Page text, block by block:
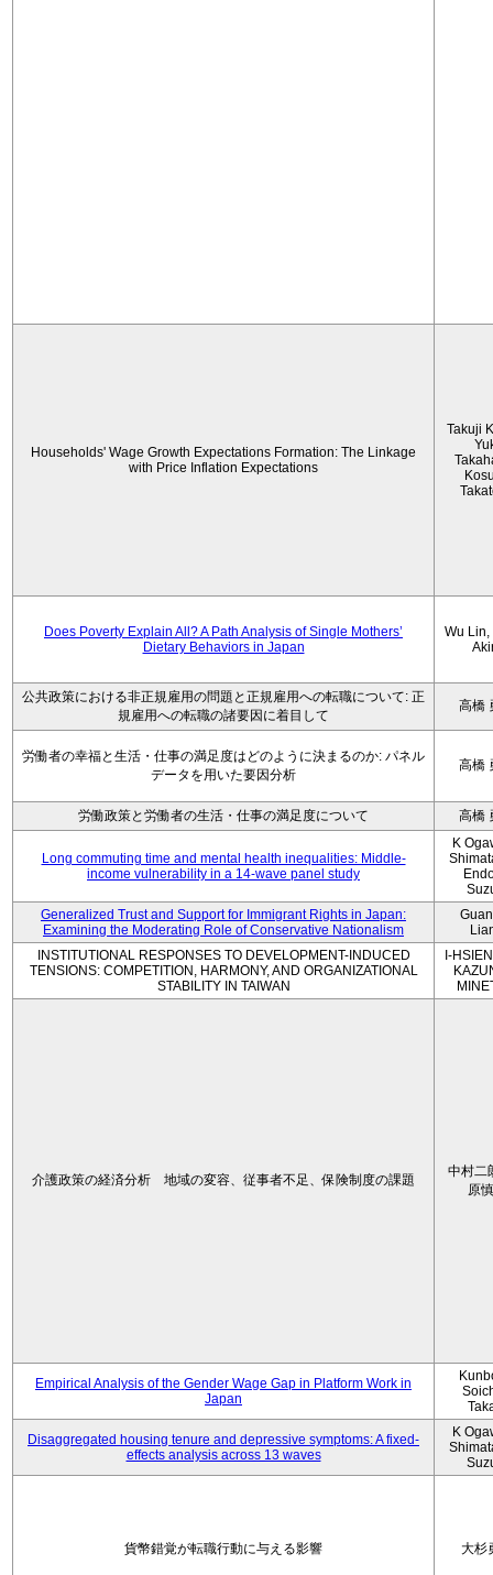
Households' Wage Growth Expectations Formation: The Linkage
with Price Inflation Expectations
Takuji
Does Poverty Explain All? A Path Analysis of Single Mothers’
Dietary Behaviors in Japan
Wu Lin,
公共政策における非正規雇用の問題と正規雇用への転職について: 正
規雇用への転職の諸要因に着目して
高橋
労働者の幸福と生活・仕事の満足度はどのように決まるのか: パネル
データを用いた要因分析
高橋
労働政策と労働者の生活・仕事の満足度について 高橋
Long commuting time and mental health inequalities: Middle-
income vulnerability in a 14-wave panel study
K
Generalized Trust and Support for Immigrant Rights in Japan:
Examining the Moderating Role of Conservative Nationalism
INSTITUTIONAL RESPONSES TO DEVELOPMENT-INDUCED
TENSIONS: COMPETITION, HARMONY, AND ORGANIZATIONAL
STABILITY IN TAIWAN
I-
介護政策の経済分析 地域の変容、従事者不足、保険制度の課題
中村二
原
Empirical Analysis of the Gender Wage Gap in Platform Work in
Japan
Disaggregated housing tenure and depressive symptoms: A fixed-
effects analysis across 13 waves
K
貨幣錯覚が転職行動に与える影響 大杉